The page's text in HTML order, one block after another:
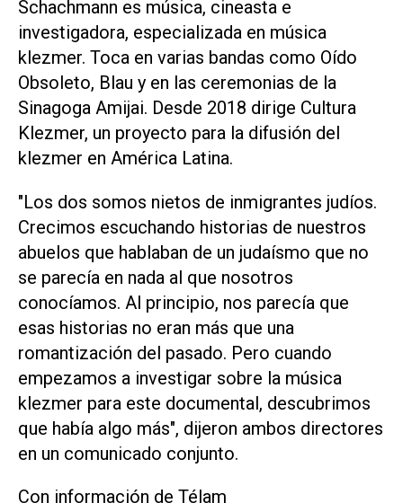
Schachmann es música, cineasta e
investigadora, especializada en música
klezmer. Toca en varias bandas como Oído
Obsoleto, Blau y en las ceremonias de la
Sinagoga Amijai. Desde 2018 dirige Cultura
Klezmer, un proyecto para la difusión del
klezmer en América Latina.
"Los dos somos nietos de inmigrantes judíos.
Crecimos escuchando historias de nuestros
abuelos que hablaban de un judaísmo que no
se parecía en nada al que nosotros
conocíamos. Al principio, nos parecía que
esas historias no eran más que una
romantización del pasado. Pero cuando
empezamos a investigar sobre la música
klezmer para este documental, descubrimos
que había algo más", dijeron ambos directores
en un comunicado conjunto.
Con información de Télam